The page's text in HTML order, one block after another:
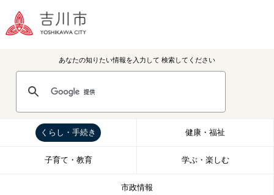
あなたの知りたい情報を入力して 検索してください
くらし・手続き 健康・福祉
子育て・教育 学ぶ・楽しむ
市政情報